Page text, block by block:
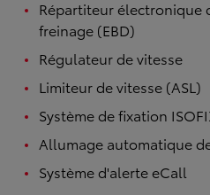
Répartiteur électronique
freinage (EBD)
Régulateur de vitesse
Limiteur de vitesse (ASL)
Système de fixation
Allumage automatique
Système d'alerte eCall